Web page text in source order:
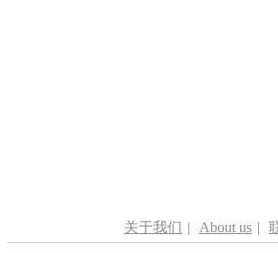
关于我们 | About us |